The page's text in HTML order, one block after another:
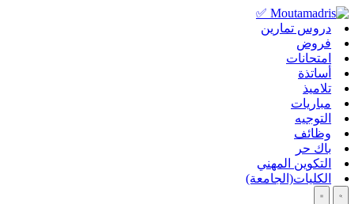
دروس تمارين
فروض
امتحانات
أساتذة
تلاميذ
مباريات
التوجيه
وظائف
باك حر
التكوين المهني
الكليات(الجامعة)